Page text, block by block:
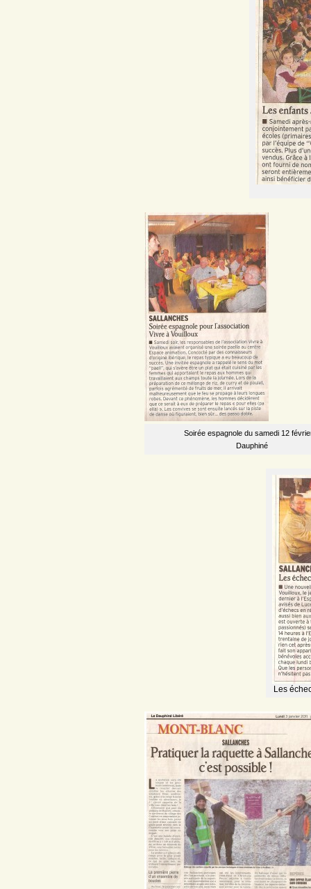
Soirée espagnole du samedi 12
Dauphiné
Les